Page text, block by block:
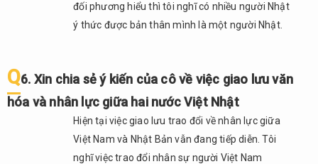
đối phương hiểu thì tôi nghĩ có nhiều người Nhật
ý thức được bản thân mình là một người Nhật.
Q6. Xin chia sẻ ý kiến của cô về việc giao lưu văn
hóa và nhân lực giữa hai nước Việt Nhật
Hiện tại việc giao lưu trao đổi về nhân lực giữa
Việt Nam và Nhật Bản vẫn đang tiếp diễn. Tôi
nghĩ việc trao đổi nhân sự người Việt Nam